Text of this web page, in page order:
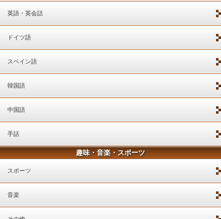
英語・英会話
ドイツ語
スペイン語
韓国語
中国語
手話
趣味・音楽・スポーツ
スポーツ
音楽